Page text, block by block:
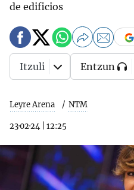
de edificios
Leyre Arena NTM
23·02·24 12:25
Itzuli Entzun